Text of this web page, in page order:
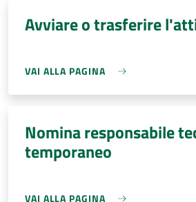
Avviare o trasferire
VAI ALLA PAGINA
Nomina responsabile
temporaneo
VAI ALLA PAGINA